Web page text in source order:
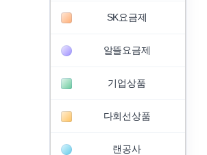
SK요금제
알뜰요금제
기업상품
다회선상품
랜공사